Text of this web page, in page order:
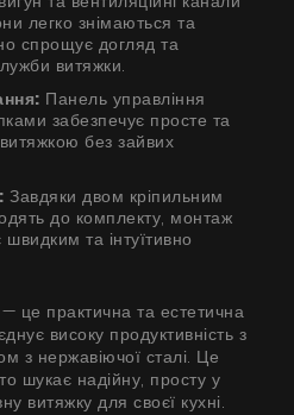
легко знімаються та
спрощує догляд та
витяжки.
Панель управління
забезпечує просте та
без зайвих
Завдяки двом кріпильним
до комплекту, монтаж
та інтуїтивно
— це практична та естетична
високу продуктивність з
з нержавіючої сталі. Це
шукає надійну, просту у
витяжку для своєї кухні.